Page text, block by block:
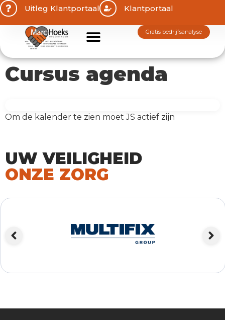
Uitleg Klantportaal Klantportaal
gratis bedrijfsanalyse
Cursus agenda
Om de kalender te zien moet JS actief zijn
UW VEILIGHEID
ONZE ZORG